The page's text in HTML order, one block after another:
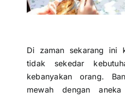
Di zaman sekarang ini
tidak sekedar
kebanyakan orang.
mewah dengan